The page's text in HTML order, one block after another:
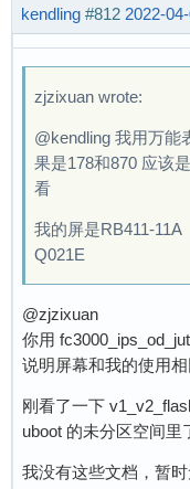
kendling #812 2022-
zjzixuan wrote:
@kendling 我用万能
果是178和870 应该
看
我的屏是RB411-11A
Q021E
@zjzixuan
你用
说明屏幕和我的使用相
刚看了一下
uboot 的未分区空间里
我没有这些文档，暂时